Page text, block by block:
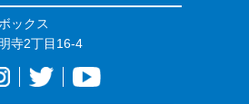
ックス
寺2丁目16-4